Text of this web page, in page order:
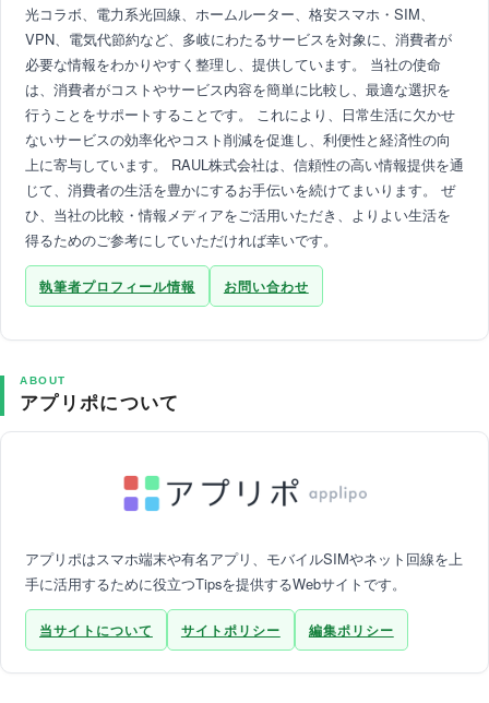
光コラボ、電力系光回線、ホームルーター、格安スマホ・SIM、
VPN、電気代節約など、多岐にわたるサービスを対象に、消費者が
必要な情報をわかりやすく整理し、提供しています。 当社の使命
は、消費者がコストやサービス内容を簡単に比較し、最適な選択を
行うことをサポートすることです。 これにより、日常生活に欠かせ
ないサービスの効率化やコスト削減を促進し、利便性と経済性の向
上に寄与しています。 RAUL株式会社は、信頼性の高い情報提供を通
じて、消費者の生活を豊かにするお手伝いを続けてまいります。 ぜ
ひ、当社の比較・情報メディアをご活用いただき、よりよい生活を
得るためのご参考にしていただければ幸いです。
執筆者プロフィール情報 お問い合わせ
ABOUT
アプリポについて
アプリポはスマホ端末や有名アプリ、モバイルSIMやネット回線を上
手に活用するために役立つTipsを提供するWebサイトです。
当サイトについて サイトポリシー 編集ポリシー